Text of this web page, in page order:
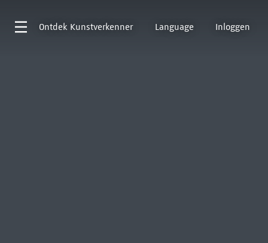
Ontdek Kunstverkenner Language Inloggen